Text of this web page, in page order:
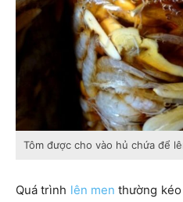
Tôm được cho vào hủ chứa để
Quá trình lên men thường kéo